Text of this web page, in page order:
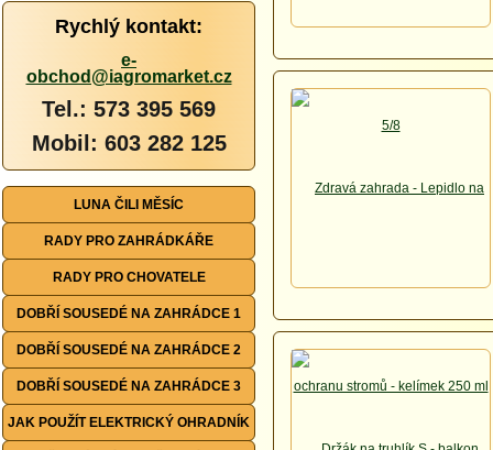
Rychlý kontakt:
e-
obchod@iagromarket.cz
Tel.: 573 395 569
Mobil: 603 282 125
LUNA ČILI MĚSÍC
RADY PRO ZAHRÁDKÁŘE
RADY PRO CHOVATELE
DOBŘÍ SOUSEDÉ NA ZAHRÁDCE 1
DOBŘÍ SOUSEDÉ NA ZAHRÁDCE 2
DOBŘÍ SOUSEDÉ NA ZAHRÁDCE 3
JAK POUŽÍT ELEKTRICKÝ OHRADNÍK